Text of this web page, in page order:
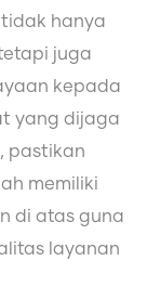
hanya
juga
kepada
yang dijaga
pastikan
memiliki
di atas guna
layanan